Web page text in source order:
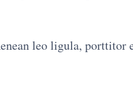
leo ligula, porttitor